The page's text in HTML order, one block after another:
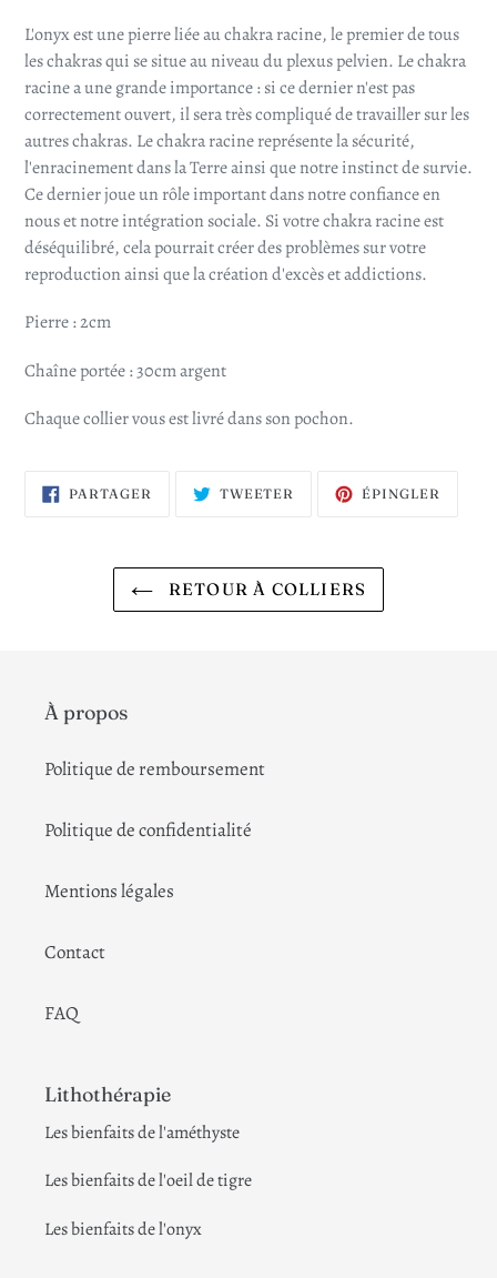
L'onyx est une pierre liée au chakra racine, le premier de tous
les chakras qui se situe au niveau du plexus pelvien. Le chakra
racine a une grande importance : si ce dernier n'est pas
correctement ouvert, il sera très compliqué de travailler sur les
autres chakras. Le chakra racine représente la sécurité,
l'enracinement dans la Terre ainsi que notre instinct de survie.
Ce dernier joue un rôle important dans notre confiance en
nous et notre intégration sociale. Si votre chakra racine est
déséquilibré, cela pourrait créer des problèmes sur votre
reproduction ainsi que la création d'excès et addictions.
Pierre : 2cm
Chaîne portée : 30cm argent
Chaque collier vous est livré dans son pochon.
PARTAGER PARTAGER
SUR
TWEETER TWEETERÉPINGLER
RETOUR À COLLIERS
À propos
Politique de remboursement
Politique de confidentialité
Mentions légales
Contact
FAQ
Lithothérapie
Les bienfaits de l'améthyste
Les bienfaits de l'oeil de tigre
Les bienfaits de l'onyx